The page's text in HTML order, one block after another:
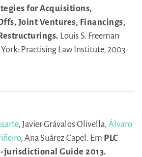
for Acquisitions,
Joint Ventures, Financings,
Louis S. Freeman
Practising Law Institute, 2003-
, Javier Grávalos Olivella, Álvaro
, Ana Suárez Capel. Em PLC
Guide 2013.